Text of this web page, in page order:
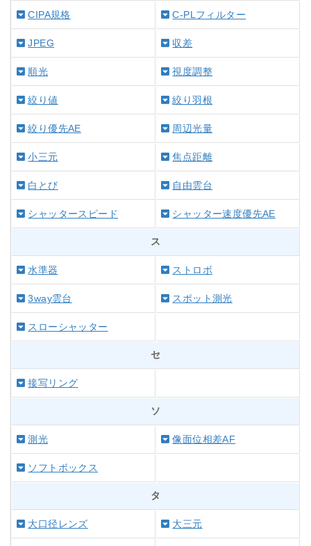
CIPA規格 C-PLフィルター
JPEG 収差
順光 視度調整
絞り値 絞り羽根
絞り優先AE 周辺光量
小三元 焦点距離
白とび 自由雲台
シャッタースピード シャッター速度優先AE
ス
水準器 ストロボ
3way雲台 スポット測光
スローシャッター
セ
接写リング
ソ
測光 像面位相差AF
ソフトボックス
タ
大口径レンズ 大三元